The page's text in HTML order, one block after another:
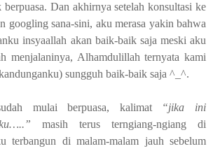
berpuasa. Dan akhirnya setelah konsultasi ke
googling sana-sini, aku merasa yakin bahwa
insyaallah akan baik-baik saja meski aku
menjalaninya, Alhamdulillah ternyata kami
sungguh baik-baik saja ^_^.
mulai berpuasa, kalimat “jika ini
masih
terus terngiang-ngiang di
terbangun di malam-malam jauh sebelum